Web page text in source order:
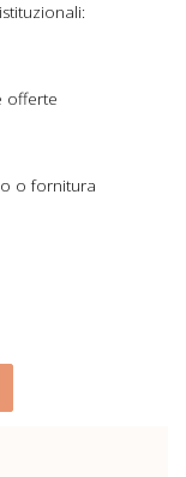
offerte
o fornitura